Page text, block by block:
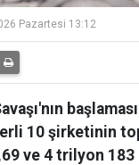
Pazartesi 13:12
10 şirketinin
ve 4 trilyon